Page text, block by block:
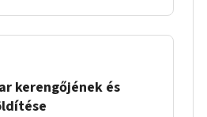
kerengőjének és